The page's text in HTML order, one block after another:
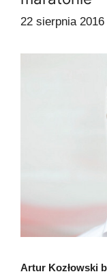
22 sierpnia 2016
Artur Kozłowski